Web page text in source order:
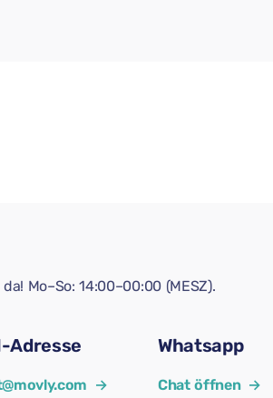
Mo–So: 14:00–00:00 (MESZ).
Adresse
→
Whatsapp
Chat öffnen →